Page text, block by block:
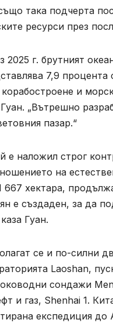
така подчерта
ресурси през
2025 г. брутният
7,9
корабостроене и
Гуан. „Вътрешно
пазар.“
е наложил строг
на
667 хектара,
е създаден, за да
Гуан.
се и по-силни
Laoshan,
сондажи
и газ, Shenhai 1.
експедиция до